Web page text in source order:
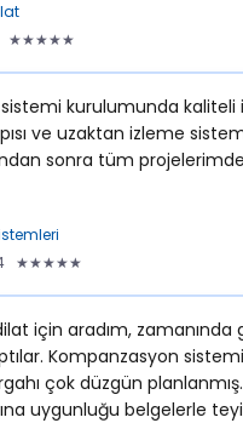
★★★★★
kurulumunda kaliteli
ve uzaktan izleme
sonra tüm projelerimde
★★★★★
için aradım, zamanında
Kompanzasyon
çok düzgün planlanmış.
uygunluğu belgelerle